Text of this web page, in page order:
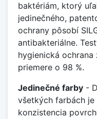
baktériám, ktorý
jedinečného,
ochrany pôsobí
antibakteriálne.
hygienická
priemere o 98 %.
Jedinečné farby -
všetkých farbách je
konzistencia